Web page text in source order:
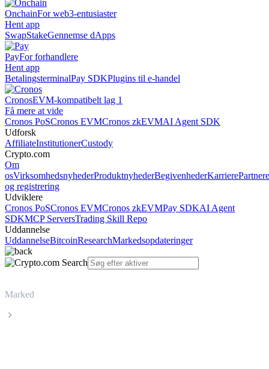
OnchainFor web3-entusiaster
Hent app
SwapStakeGennemse dApps
PayFor forhandlere
Hent app
BetalingsterminalPay SDKPlugins til e-handel
CronosEVM-kompatibelt lag 1
Få mere at vide
Cronos PoSCronos EVMCronos zkEVMAI Agent SDK
Udforsk
AffiliateInstitutionerCustody
Crypto.com
Om
osVirksomhedsnyhederProduktnyhederBegivenhederKarrierePartnere
og registrering
Udviklere
Cronos PoSCronos EVMCronos zkEVMPay SDKAI Agent
SDKMCP ServersTrading Skill Repo
Uddannelse
UddannelseBitcoinResearchMarkedsopdateringer
Marked